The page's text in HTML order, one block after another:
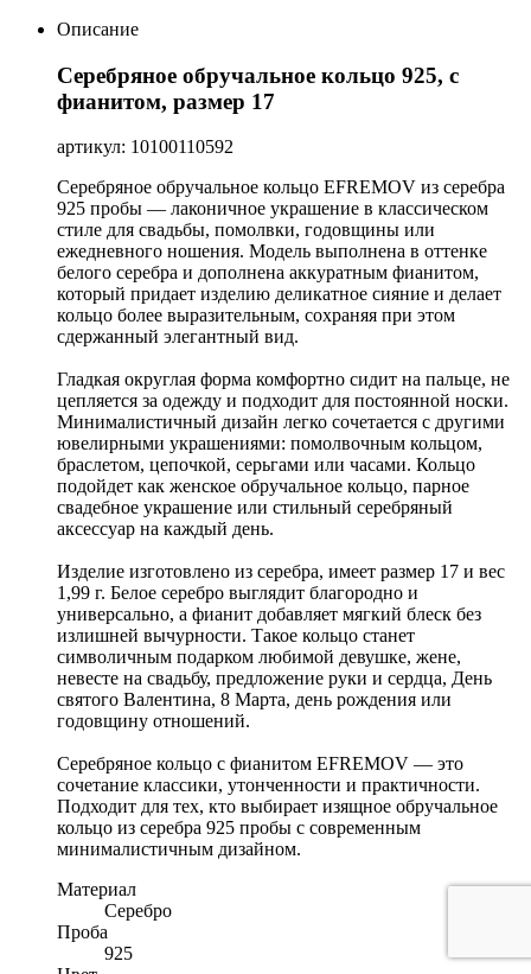
Описание
Серебряное обручальное кольцо 925, с
фианитом, размер 17
артикул: 10100110592
Серебряное обручальное кольцо EFREMOV из серебра
925 пробы — лаконичное украшение в классическом
стиле для свадьбы, помолвки, годовщины или
ежедневного ношения. Модель выполнена в оттенке
белого серебра и дополнена аккуратным фианитом,
который придает изделию деликатное сияние и делает
кольцо более выразительным, сохраняя при этом
сдержанный элегантный вид.
Гладкая округлая форма комфортно сидит на пальце, не
цепляется за одежду и подходит для постоянной носки.
Минималистичный дизайн легко сочетается с другими
ювелирными украшениями: помолвочным кольцом,
браслетом, цепочкой, серьгами или часами. Кольцо
подойдет как женское обручальное кольцо, парное
свадебное украшение или стильный серебряный
аксессуар на каждый день.
Изделие изготовлено из серебра, имеет размер 17 и вес
1,99 г. Белое серебро выглядит благородно и
универсально, а фианит добавляет мягкий блеск без
излишней вычурности. Такое кольцо станет
символичным подарком любимой девушке, жене,
невесте на свадьбу, предложение руки и сердца, День
святого Валентина, 8 Марта, день рождения или
годовщину отношений.
Серебряное кольцо с фианитом EFREMOV — это
сочетание классики, утонченности и практичности.
Подходит для тех, кто выбирает изящное обручальное
кольцо из серебра 925 пробы с современным
минималистичным дизайном.
Материал
Серебро
Проба
925